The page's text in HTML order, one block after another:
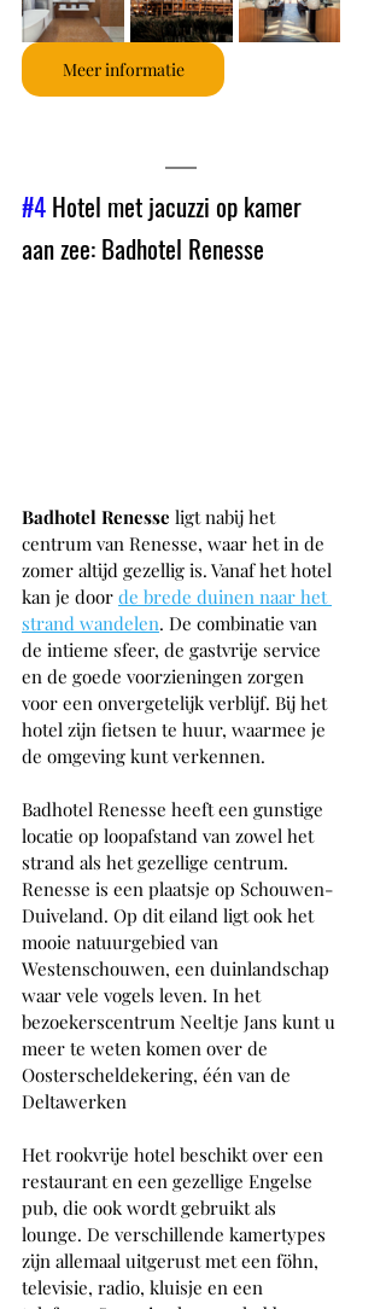
Meer informatie
#4 Hotel met jacuzzi op kamer
aan zee: Badhotel Renesse
Badhotel Renesse ligt nabij het
centrum van Renesse, waar het in de
zomer altijd gezellig is. Vanaf het hotel
kan je door de brede duinen naar het
strand wandelen. De combinatie van
de intieme sfeer, de gastvrije service
en de goede voorzieningen zorgen
voor een onvergetelijk verblijf. Bij het
hotel zijn fietsen te huur, waarmee je
de omgeving kunt verkennen.
Badhotel Renesse heeft een gunstige
locatie op loopafstand van zowel het
strand als het gezellige centrum.
Renesse is een plaatsje op Schouwen-
Duiveland. Op dit eiland ligt ook het
mooie natuurgebied van
Westenschouwen, een duinlandschap
waar vele vogels leven. In het
bezoekerscentrum Neeltje Jans kunt u
meer te weten komen over de
Oosterscheldekering, één van de
Deltawerken
Het rookvrije hotel beschikt over een
restaurant en een gezellige Engelse
pub, die ook wordt gebruikt als
lounge. De verschillende kamertypes
zijn allemaal uitgerust met een föhn,
televisie, radio, kluisje en een